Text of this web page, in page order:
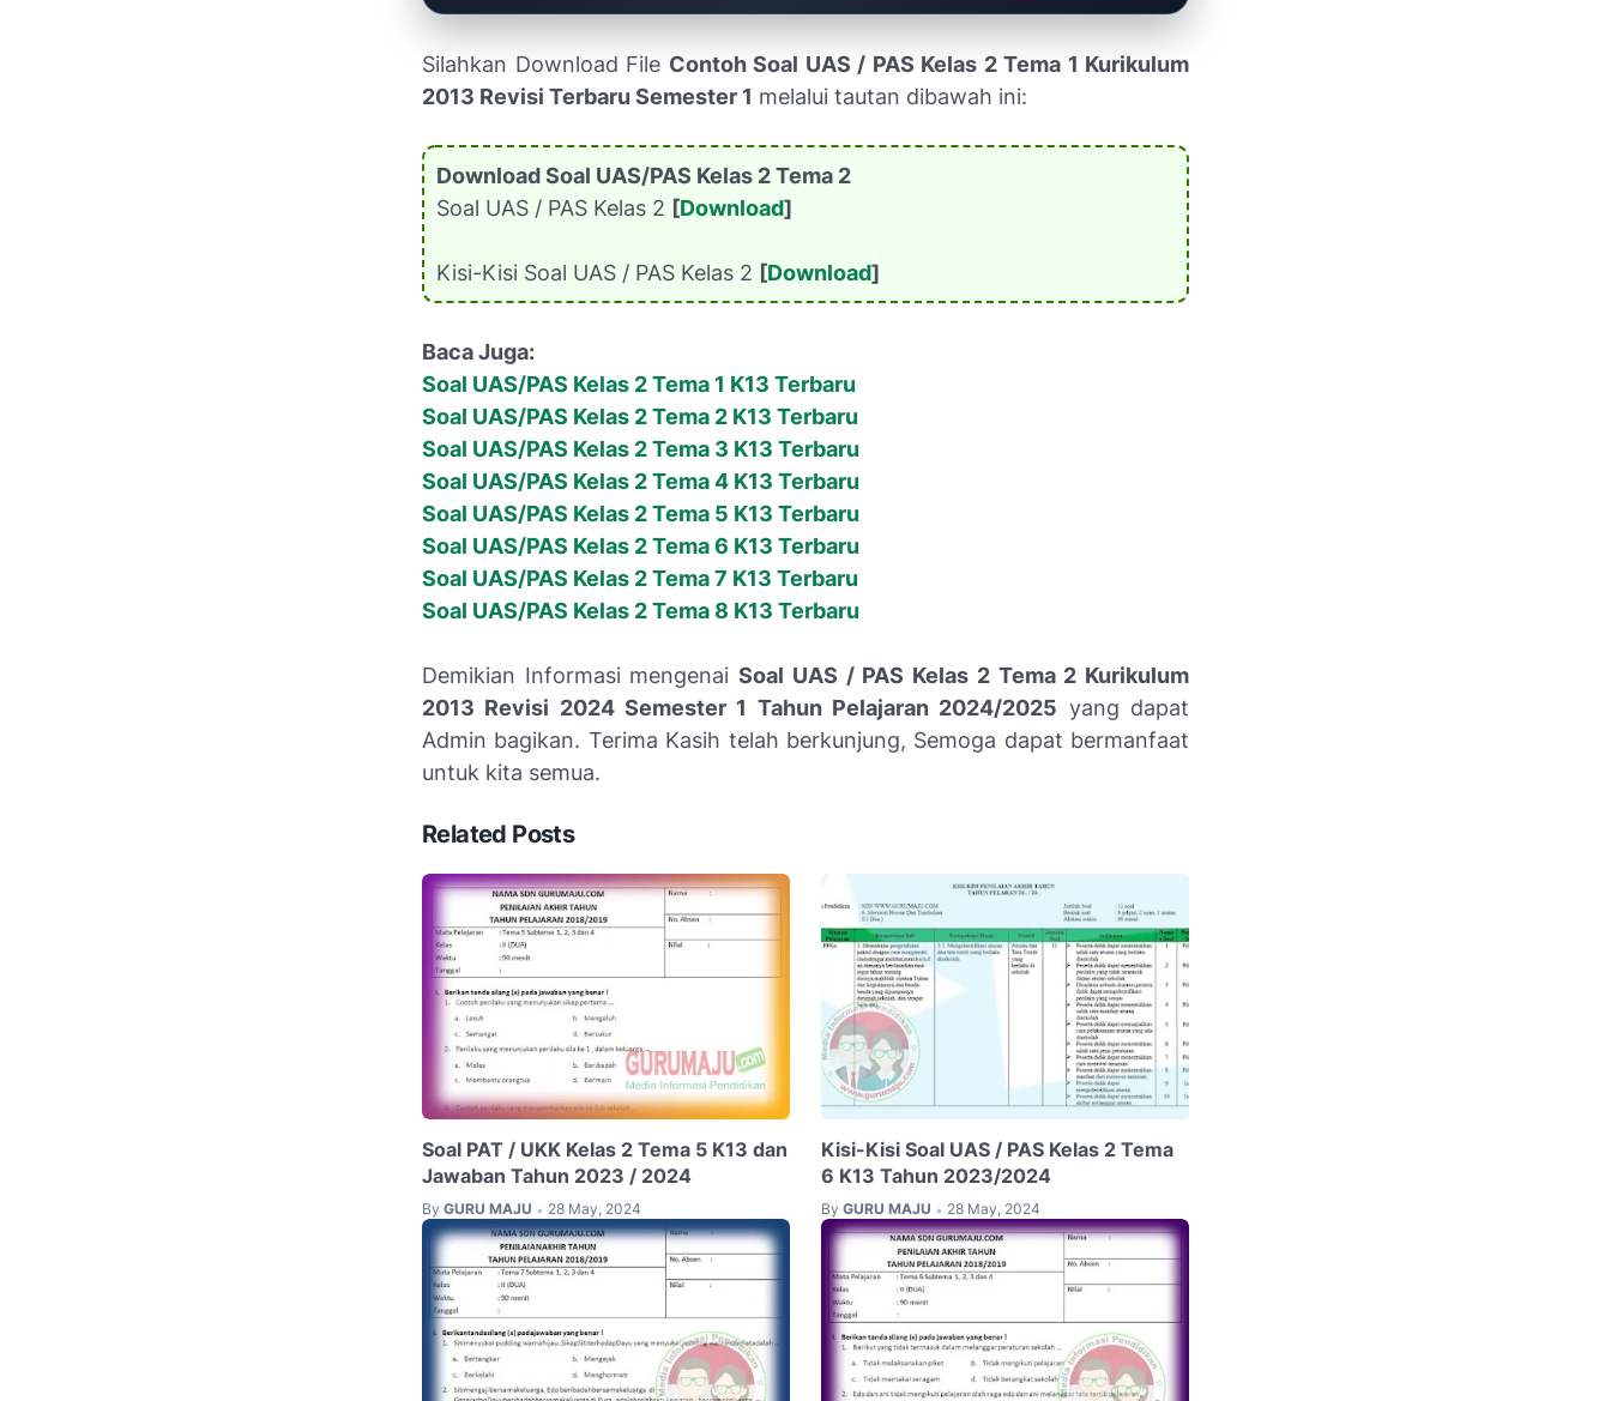
Silahkan Download File Contoh Soal UAS / PAS Kelas 2 Tema 1 Kurikulum
2013 Revisi Terbaru Semester 1 melalui tautan dibawah ini:
Download Soal UAS/PAS Kelas 2 Tema 2
Soal UAS / PAS Kelas 2 [Download]
Kisi-Kisi Soal UAS / PAS Kelas 2 [Download]
Baca Juga:
Soal UAS/PAS Kelas 2 Tema 1 K13 Terbaru
Soal UAS/PAS Kelas 2 Tema 2 K13 Terbaru
Soal UAS/PAS Kelas 2 Tema 3 K13 Terbaru
Soal UAS/PAS Kelas 2 Tema 4 K13 Terbaru
Soal UAS/PAS Kelas 2 Tema 5 K13 Terbaru
Soal UAS/PAS Kelas 2 Tema 6 K13 Terbaru
Soal UAS/PAS Kelas 2 Tema 7 K13 Terbaru
Soal UAS/PAS Kelas 2 Tema 8 K13 Terbaru
Demikian Informasi mengenaiSoal UAS / PAS Kelas 2 Tema 2 Kurikulum
2013 Revisi 2024 Semester 1 Tahun Pelajaran 2024/2025 yang dapat
Admin bagikan. Terima Kasih telah berkunjung, Semoga dapat bermanfaat
untuk kita semua.
Related Posts
Soal PAT / UKK Kelas 2 Tema 5 K13 dan
Jawaban Tahun 2023 / 2024
By GURU MAJU • 28 May, 2024
Kisi-Kisi Soal UAS / PAS Kelas 2 Tema
6 K13 Tahun 2023/2024
By GURU MAJU • 28 May, 2024